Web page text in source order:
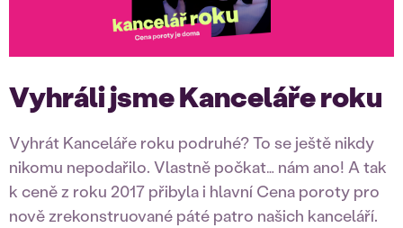
Vyhráli jsme Kanceláře roku
Vyhrát Kanceláře roku podruhé? To se ještě nikdy
nikomu nepodařilo. Vlastně počkat… nám ano! A tak
k ceně z roku 2017 přibyla i hlavní Cena poroty pro
nově zrekonstruované páté patro našich kanceláří.